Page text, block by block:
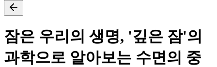
잠은 우리의 생명, '깊은 잠'의
과학으로 알아보는 수면의 중